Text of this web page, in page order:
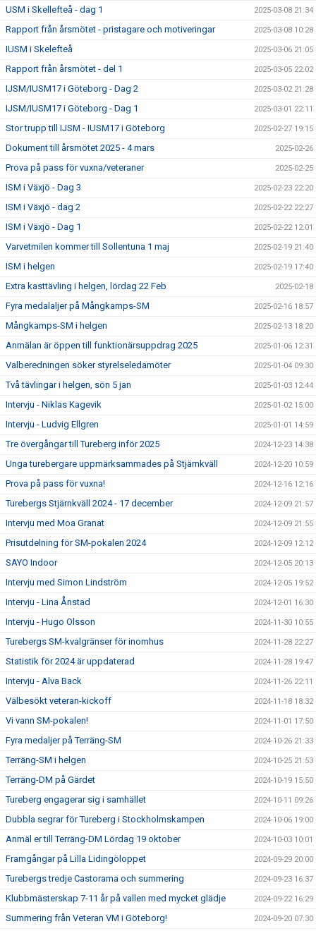
USM i Skellefteå - dag 1 2025-03-08 21:34
Rapport från årsmötet - pristagare och motiveringar 2025-03-08 10:28
IUSM i Skelefteå 2025-03-06 21:05
Rapport från årsmötet - del 1 2025-03-05 22:02
IJSM/IUSM17 i Göteborg - Dag 2 2025-03-02 21:28
IJSM/IUSM17 i Göteborg - Dag 1 2025-03-01 22:11
Stor trupp till IJSM - IUSM17 i Göteborg 2025-02-27 19:15
Dokument till årsmötet 2025 - 4 mars 2025-02-26
Prova på pass för vuxna/veteraner 2025-02-25
ISM i Växjö - Dag 3 2025-02-23 22:20
ISM i Växjö - dag 2 2025-02-22 22:27
ISM i Växjö - Dag 1 2025-02-22 12:01
Varvetmilen kommer till Sollentuna 1 maj 2025-02-19 21:40
ISM i helgen 2025-02-19 17:40
Extra kasttävling i helgen, lördag 22 Feb 2025-02-18
Fyra medalaljer på Mångkamps-SM 2025-02-16 18:57
Mångkamps-SM i helgen 2025-02-13 18:20
Anmälan är öppen till funktionärsuppdrag 2025 2025-01-06 12:31
Valberedningen söker styrelseledamöter 2025-01-04 09:30
Två tävlingar i helgen, sön 5 jan 2025-01-03 12:44
Intervju - Niklas Kagevik 2025-01-02 15:00
Intervju - Ludvig Ellgren 2025-01-01 14:59
Tre övergångar till Tureberg inför 2025 2024-12-23 14:38
Unga turebergare uppmärksammades på Stjärnkväll 2024-12-20 10:59
Prova på pass för vuxna! 2024-12-16 12:16
Turebergs Stjärnkväll 2024 - 17 december 2024-12-09 21:57
Intervju med Moa Granat 2024-12-09 21:55
Prisutdelning för SM-pokalen 2024 2024-12-09 12:12
SAYO Indoor 2024-12-05 20:13
Intervju med Simon Lindström 2024-12-05 19:52
Intervju - Lina Ånstad 2024-12-01 16:30
Intervju - Hugo Olsson 2024-11-30 10:55
Turebergs SM-kvalgränser för inomhus 2024-11-28 22:27
Statistik för 2024 är uppdaterad 2024-11-28 19:47
Intervju - Alva Back 2024-11-26 22:11
Välbesökt veteran-kickoff 2024-11-18 18:32
Vi vann SM-pokalen! 2024-11-01 17:50
Fyra medaljer på Terräng-SM 2024-10-26 21:33
Terräng-SM i helgen 2024-10-25 21:53
Terräng-DM på Gärdet 2024-10-19 15:50
Tureberg engagerar sig i samhället 2024-10-11 09:26
Dubbla segrar för Tureberg i Stockholmskampen 2024-10-06 19:00
Anmäl er till Terräng-DM Lördag 19 oktober 2024-10-03 10:01
Framgångar på Lilla Lidingöloppet 2024-09-29 20:00
Turebergs tredje Castorama och summering 2024-09-23 16:37
Klubbmästerskap 7-11 år på vallen med mycket glädje 2024-09-22 16:29
Summering från Veteran VM i Göteborg! 2024-09-20 07:30